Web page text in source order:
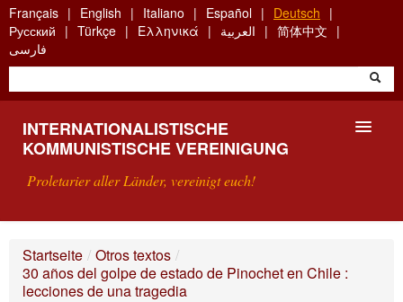
Skip
to
main
content
Français English Italiano Español
Deutsch
Русский
Türkçe Ελληνικά العربية
简体中文
فارسی
INTERNATIONALISTISCHE
KOMMUNISTISCHE VEREINIGUNG
Proletarier aller Länder, vereinigt euch!
WAS IST DIE IKV?
Startseite / Otros textos /
30 años del golpe de estado de Pinochet en Chile :
lecciones de una tragedia